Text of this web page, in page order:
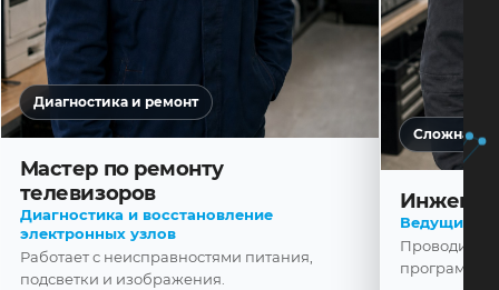
Диагностика и ремонт
Мастер по ремонту
телевизоров
Диагностика и восстановление
электронных узлов
Работает с неисправностями питания,
подсветки и изображения.
Сложная
Ведущий
Проводит